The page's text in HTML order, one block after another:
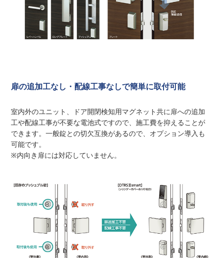
扉の追加工なし・配線工事なしで簡単に取付可能
室内外のユニット、ドア開閉検知用マグネット共に扉への追加
工や配線工事が不要な電池式ですので、施工費を抑えることが
できます。一般錠との切欠互換があるので、オプション導入も
可能です。
※内向き扉には対応していません。